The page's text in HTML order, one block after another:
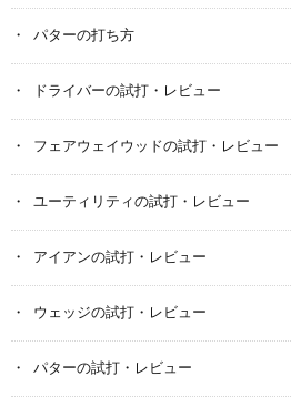
パターの打ち方
ドライバーの試打・レビュー
フェアウェイウッドの試打・レビュー
ユーティリティの試打・レビュー
アイアンの試打・レビュー
ウェッジの試打・レビュー
パターの試打・レビュー